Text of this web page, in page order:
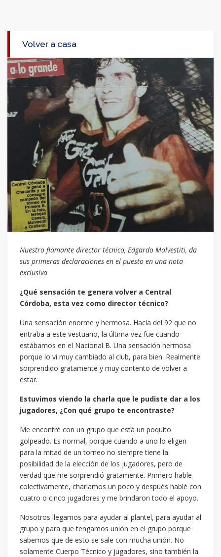
Volver a casa
Nuestro flamante director técnico, Edgardo Malvestiti, da
sus primeras declaraciones en el puesto en una nota
exclusiva
¿Qué sensación te genera volver a Central
Córdoba, esta vez como director técnico?
Una sensación enorme y hermosa. Hacía del 92 que no
entraba a este vestuario, la última vez fue cuando
estábamos en el Nacional B. Una sensación hermosa
porque lo vi muy cambiado al club, para bien. Realmente
sorprendido gratamente y muy contento de volver a
estar.
Estuvimos viendo la charla que le pudiste dar a los
jugadores, ¿Con qué grupo te encontraste?
Me encontré con un grupo que está un poquito
golpeado. Es normal, porque cuando a uno lo eligen
para la mitad de un torneo no siempre tiene la
posibilidad de la elección de los jugadores, pero de
verdad que me sorprendió gratamente. Primero hable
colectivamente, charlamos un poco y después hablé con
cuatro o cinco jugadores y me brindaron todo el apoyo.
Nosotros llegamos para ayudar al plantel, para ayudar al
grupo y para que tengamos unión en el grupo porque
sabemos que de esto se sale con mucha unión. No
solamente Cuerpo Técnico y jugadores, sino también la